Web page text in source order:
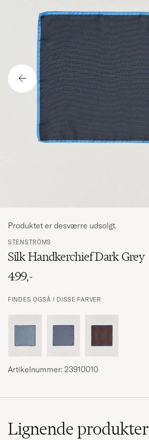
STENSTRÖMS
Silk Handkerchief Dark Grey
499,-
FINDES OGSÅ I DISSE FARVER
Produktet er desværre udsolgt.
Artikelnummer: 23910010
Lignendeprodukter